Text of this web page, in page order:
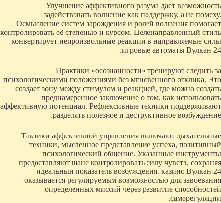
Улучшение аффективного разума дает возможность
задействовать волнение как поддержку, а не помеху.
Осмысление систем зарождения и ролей волнения помогает
контролировать её степенью и курсом. Целенаправленный стиль
конвертирует непроизвольные реакции в направляемые силы
игровые автоматы Вулкан 24.
Практики «осознанности» тренируют следить за
психологическими положениями без мгновенного отклика. Это
создает зону между стимулом и реакцией, где можно создать
преднамеренное заключение о том, как использовать
аффективную потенциал. Рефлексивные техники поддерживают
разделять полезное и деструктивное возбуждение.
Тактики аффективной управления включают дыхательные
техники, мысленное представление успеха, позитивный
психологический общение. Указанные инструменты
предоставляют шанс контролировать силу чувств, сохраняя
идеальный показатель возбуждения. казино Вулкан 24
оказывается регулируемым возможностью для завоевания
определенных миссий через развитие способностей
саморегуляции.